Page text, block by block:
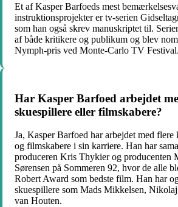
Et af Kasper Barfoeds mest
instruktionsprojekter er tv-serien
som han også skrev manuskriptet til.
af både kritikere og publikum og blev
Nymph-pris ved Monte-Carlo TV Festival.
Har Kasper Barfoed arbejdet
skuespillere eller filmskabere?
Ja, Kasper Barfoed har arbejdet med flere
og filmskabere i sin karriere. Han har
produceren Kris Thykier og producenten
Sørensen på Sommeren 92, hvor de alle
Robert Award som bedste film. Han har
skuespillere som Mads Mikkelsen,
van Houten.